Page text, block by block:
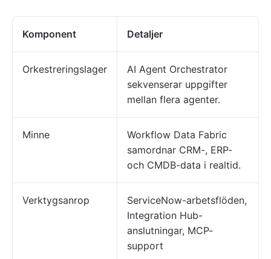
Komponent Detaljer
Orkestreringslager
AI Agent Orchestrator
sekvenserar uppgifter
mellan flera agenter.
Minne
Workflow Data Fabric
samordnar CRM-, ERP-
och CMDB-data i realtid.
Verktygsanrop
ServiceNow-arbetsflöden,
Integration Hub-
anslutningar, MCP-
support